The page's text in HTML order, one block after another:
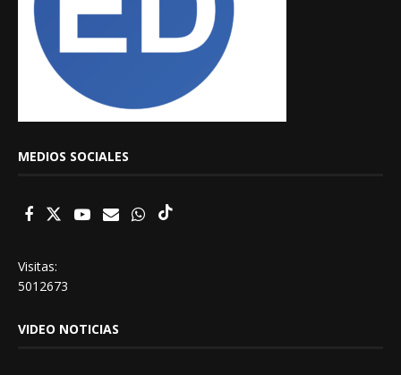
MEDIOS SOCIALES
Visitas:
5012673
VIDEO NOTICIAS